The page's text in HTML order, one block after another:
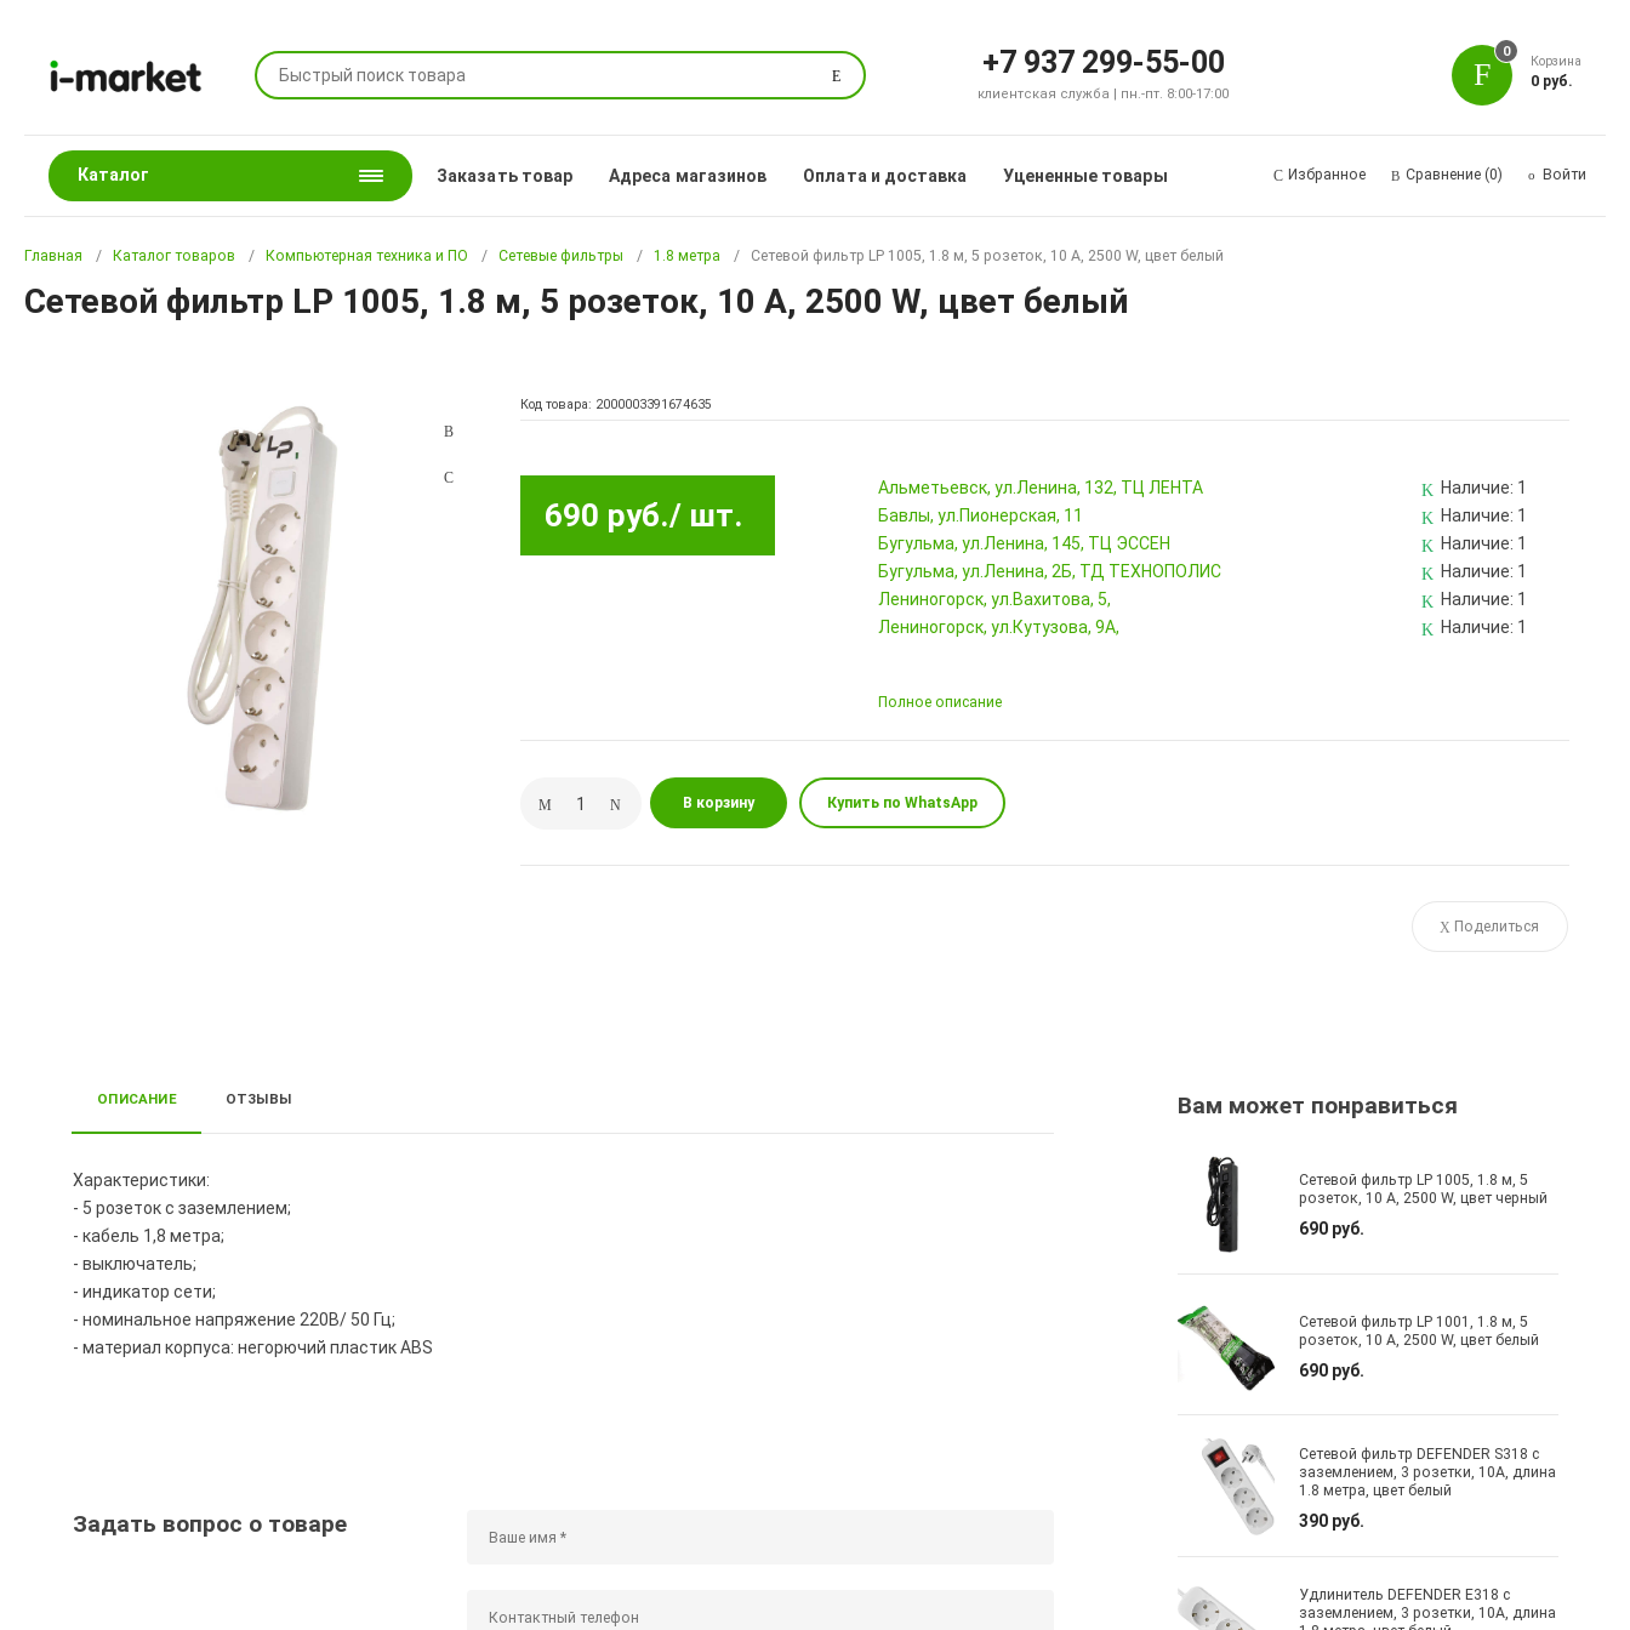
Поиск +7 937 299-55-00
клиентская служба | пн.-пт. 8:00-17:00
0
Корзина
0 руб.
Каталог Заказать товар Адреса магазинов Оплата и доставка Уцененные товары Избранное Сравнение (0) Войти
Главная Каталог товаров Компьютерная техника и ПО Сетевые фильтры 1.8 метра Сетевой фильтр LP 1005, 1.8 м, 5 розеток, 10 А, 2500 W, цвет белый
Сетевой фильтр LP 1005, 1.8 м, 5 розеток, 10 А, 2500 W, цвет белый
Код товара: 2000003391674635
690 руб./ шт.
Альметьевск, ул.Ленина, 132, ТЦ ЛЕНТА Наличие: 1
Бавлы, ул.Пионерская, 11
Наличие: 1
Бугульма, ул.Ленина, 145, ТЦ ЭССЕН
Наличие: 1
Бугульма, ул.Ленина, 2Б, ТД ТЕХНОПОЛИС
Наличие: 1
Лениногорск, ул.Вахитова, 5,
Наличие: 1
Лениногорск, ул.Кутузова, 9А,
Наличие: 1
Полное описание
В корзину Купить по WhatsApp
Поделиться
ОПИСАНИЕ ОТЗЫВЫ
Характеристики:
- 5 розеток с заземлением;
- кабель 1,8 метра;
- выключатель;
- индикатор сети;
- номинальное напряжение 220В/ 50 Гц;
- материал корпуса: негорючий пластик ABS
Задать вопрос о товаре
Вам может понравиться
Сетевой фильтр LP 1005, 1.8 м, 5
розеток, 10 А, 2500 W, цвет черный
690 руб.
Сетевой фильтр LP 1001, 1.8 м, 5
розеток, 10 А, 2500 W, цвет белый
690 руб.
Сетевой фильтр DEFENDER S318 с
заземлением, 3 розетки, 10A, длина
1.8 метра, цвет белый
390 руб.
Удлинитель DEFENDER E318 с
заземлением, 3 розетки, 10A, длина